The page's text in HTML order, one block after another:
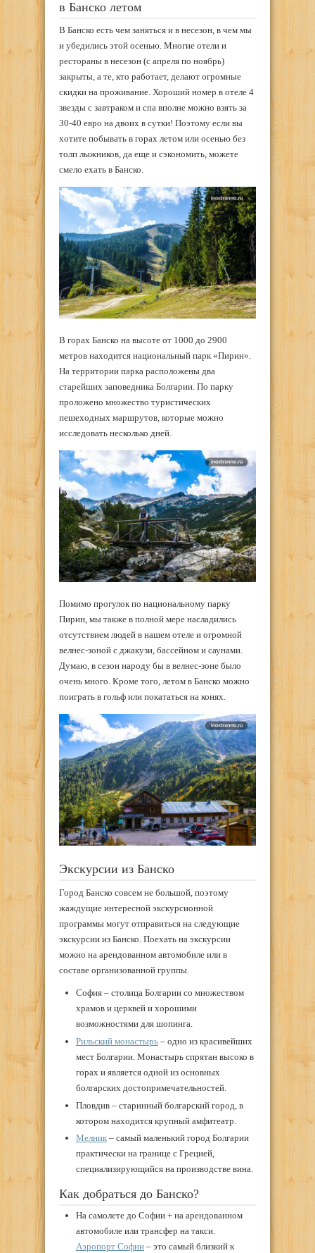
в Банско летом
В Банско есть чем заняться и в несезон, в чем мы
и убедились этой осенью. Многие отели и
рестораны в несезон (с апреля по ноябрь)
закрыты, а те, кто работает, делают огромные
скидки на проживание. Хороший номер в отеле 4
звезды с завтраком и спа вполне можно взять за
30-40 евро на двоих в сутки! Поэтому если вы
хотите побывать в горах летом или осенью без
толп лыжников, да еще и сэкономить, можете
смело ехать в Банско.
В горах Банско на высоте от 1000 до 2900
метров находится национальный парк «Пирин».
На территории парка расположены два
старейших заповедника Болгарии. По парку
проложено множество туристических
пешеходных маршрутов, которые можно
исследовать несколько дней.
Помимо прогулок по национальному парку
Пирин, мы также в полной мере насладились
отсутствием людей в нашем отеле и огромной
велнес-зоной с джакузи, бассейном и саунами.
Думаю, в сезон народу бы в велнес-зоне было
очень много. Кроме того, летом в Банско можно
поиграть в гольф или покататься на конях.
Экскурсии из Банско
Город Банско совсем не большой, поэтому
жаждущие интересной экскурсионной
программы могут отправиться на следующие
экскурсии из Банско. Поехать на экскурсии
можно на арендованном автомобиле или в
составе организованной группы.
София – столица Болгарии со множеством
храмов и церквей и хорошими
возможностями для шопинга.
Рильский монастырь– одно из красивейших
мест Болгарии. Монастырь спрятан высоко в
горах и является одной из основных
болгарских достопримечательностей.
Пловдив – старинный болгарский город, в
котором находится крупный амфитеатр.
Мелник– самый маленький город Болгарии
практически на границе с Грецией,
специализирующийся на производстве вина.
Как добраться до Банско?
На самолете до Софии + на арендованном
автомобиле или трансфер на такси.
Аэропорт Софии– это самый близкий к